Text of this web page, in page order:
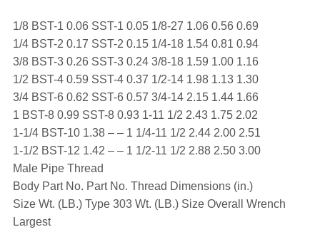
1/8 BST-1 0.06 SST-1 0.05 1/8-27 1.06 0.56 0.69
1/4 BST-2 0.17 SST-2 0.15 1/4-18 1.54 0.81 0.94
3/8 BST-3 0.26 SST-3 0.24 3/8-18 1.59 1.00 1.16
1/2 BST-4 0.59 SST-4 0.37 1/2-14 1.98 1.13 1.30
3/4 BST-6 0.62 SST-6 0.57 3/4-14 2.15 1.44 1.66
1 BST-8 0.99 SST-8 0.93 1-11 1/2 2.43 1.75 2.02
1-1/4 BST-10 1.38 – – 1 1/4-11 1/2 2.44 2.00 2.51
1-1/2 BST-12 1.42 – – 1 1/2-11 1/2 2.88 2.50 3.00
Male Pipe Thread
Body Part No. Part No. Thread Dimensions (in.)
Size Wt. (LB.) Type 303 Wt. (LB.) Size Overall Wrench
Largest